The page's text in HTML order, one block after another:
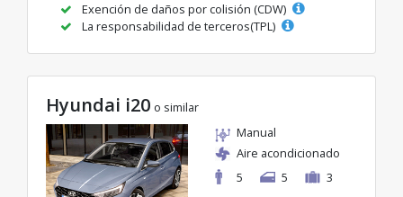
Exención de daños por colisión (CDW)
La responsabilidad de terceros(TPL)
Hyundai i20 o similar
Manual
Aire acondicionado
5
5 3